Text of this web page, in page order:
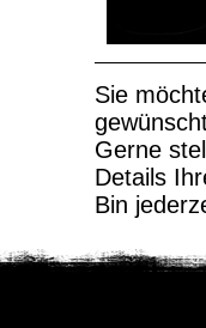
Sie
Gerne
Details
Bin